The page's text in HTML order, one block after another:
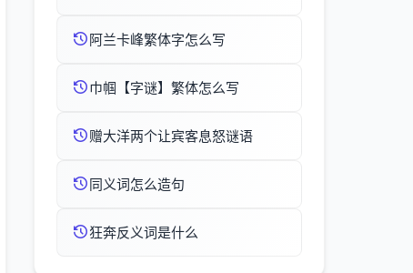
阿兰卡峰繁体字怎么写
巾帼【字谜】繁体怎么写
赠大洋两个让宾客息怒谜语
同义词怎么造句
狂奔反义词是什么